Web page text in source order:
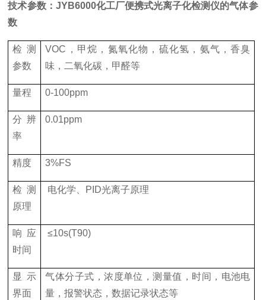
技术参数：JYB6000化工厂便携式光离子化检测仪的气体参
数
检测
参数
VOC，甲烷，氮氧化物，硫化氢，氨气，香臭
味，二氧化碳，甲醛等
量程 0-100ppm
分辨
率
0.01ppm
精度 3%FS
检测
原理
电化学、PID光离子原理
响应
时间
≤10s(T90)
显示
界面
气体分子式，浓度单位，测量值，时间，电池电
量，报警状态，数据记录状态等